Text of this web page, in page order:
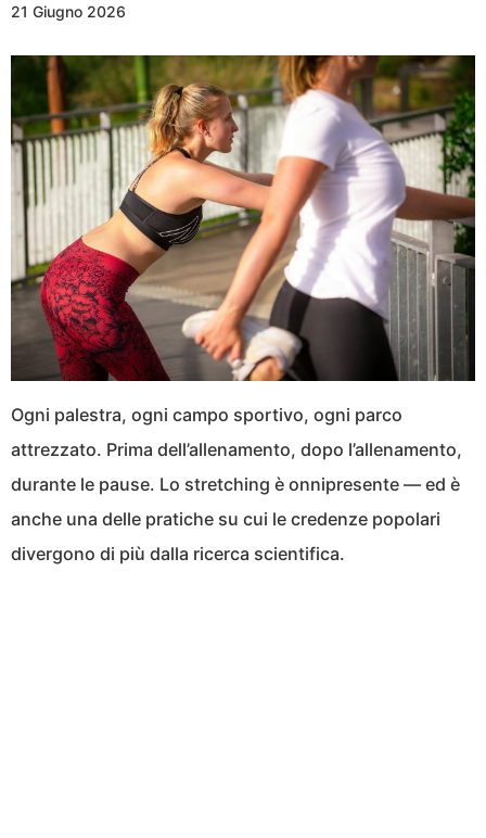
21 Giugno 2026
Ogni palestra, ogni campo sportivo, ogni parco
attrezzato. Prima dell’allenamento, dopo l’allenamento,
durante le pause. Lo stretching è onnipresente — ed è
anche una delle pratiche su cui le credenze popolari
divergono di più dalla ricerca scientifica.